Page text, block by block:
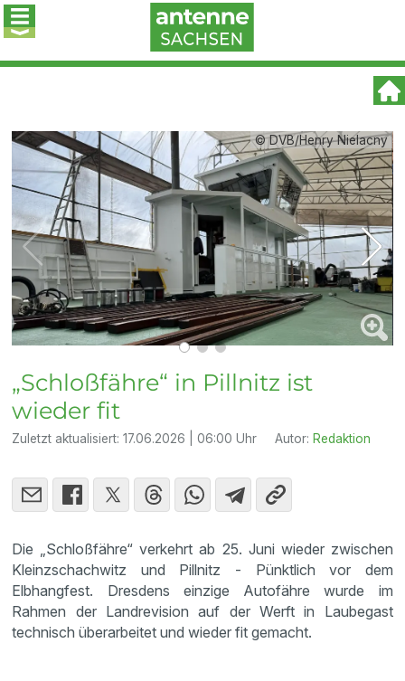
© DVB/Henry Nielacny
„Schloßfähre“ in Pillnitz ist
wieder fit
Zuletzt aktualisiert:17.06.2026 | 06:00 Uhr Autor: Redaktion
Die „Schloßfähre“ verkehrt ab 25. Juni wieder zwischen
Kleinzschachwitz und Pillnitz - Pünktlich vor dem
Elbhangfest. Dresdens einzige Autofähre wurde im
Rahmen der Landrevision auf der Werft in Laubegast
technisch überarbeitet und wieder fit gemacht.